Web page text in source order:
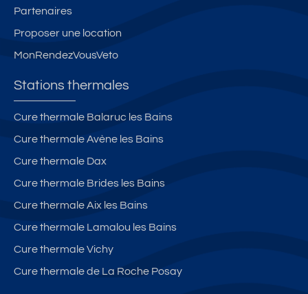
Partenaires
Proposer une location
MonRendezVousVeto
Stations thermales
Cure thermale Balaruc les Bains
Cure thermale Avène les Bains
Cure thermale Dax
Cure thermale Brides les Bains
Cure thermale Aix les Bains
Cure thermale Lamalou les Bains
Cure thermale Vichy
Cure thermale de La Roche Posay